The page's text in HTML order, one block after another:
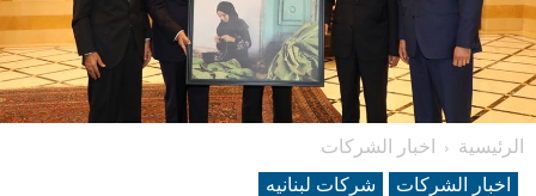
الرئيسية
اخبار الشركات
اخبار الشركات
شرکات لبنانیه